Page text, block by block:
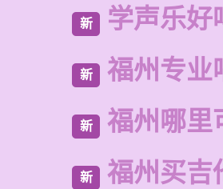
新 学声乐好
新 福州专业
新 福州哪里
新 福州买吉